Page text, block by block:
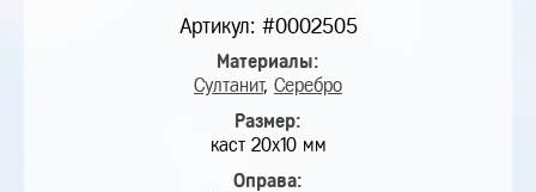
Артикул: #0002505
Материалы:
Султанит, Серебро
Размер:
каст 20х10 мм
Оправа: